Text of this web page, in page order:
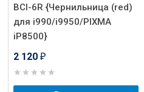
BCI-6R {Чернильница (red)
для i990/i9950/PIXMA
iP8500}
2 120 ₽